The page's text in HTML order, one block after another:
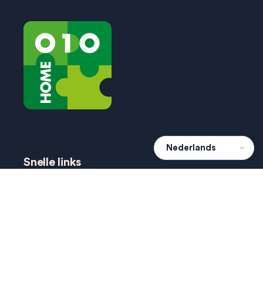
Snelle links